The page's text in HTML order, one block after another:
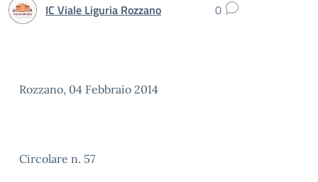
IC Viale Liguria Rozzano 0
Rozzano, 04 Febbraio 2014
Circolare n. 57